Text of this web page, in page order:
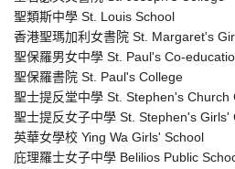
聖類斯中學 St. Louis School
香港聖瑪加利女書院 St. Margaret's
聖保羅男女中學 St. Paul's Co-
聖保羅書院 St. Paul's College
聖士提反堂中學 St. Stephen's Church
聖士提反女子中學 St. Stephen's Girls'
英華女學校 Ying Wa Girls' School
庇理羅士女子中學 Belilios Public